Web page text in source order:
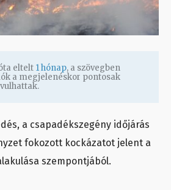
eltelt 1 hónap, a szövegben
a megjelenéskor pontosak
a csapadékszegény időjárás
fokozott kockázatot jelent a
szempontjából.